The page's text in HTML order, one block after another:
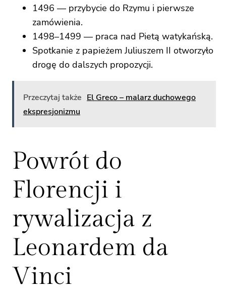
1496 — przybycie do Rzymu i pierwsze
zamówienia.
1498–1499 — praca nad Pietą watykańską.
Spotkanie z papieżem Juliuszem II otworzyło
drogę do dalszych propozycji.
Przeczytaj także El Greco – malarz duchowego
ekspresjonizmu
Powrót do
Florencji i
rywalizacja z
Leonardem da
Vinci